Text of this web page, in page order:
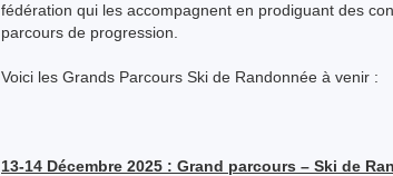
fédération qui les accompagnent en prodiguant des
parcours de progression.
Voici les Grands Parcours Ski de Randonnée à venir :
13-14 Décembre 2025 : Grand parcours – Ski de